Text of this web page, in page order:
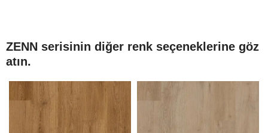
ZENN serisinin diğer renk seçeneklerine göz
atın.